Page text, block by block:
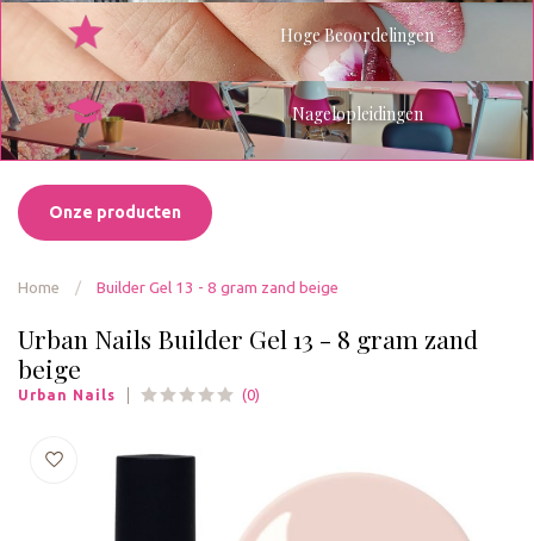
Hoge Beoordelingen
Nagelopleidingen
Onze producten
Home / Builder Gel 13 - 8 gram zand beige
Urban Nails Builder Gel 13 - 8 gram zand
beige
Urban Nails (0)